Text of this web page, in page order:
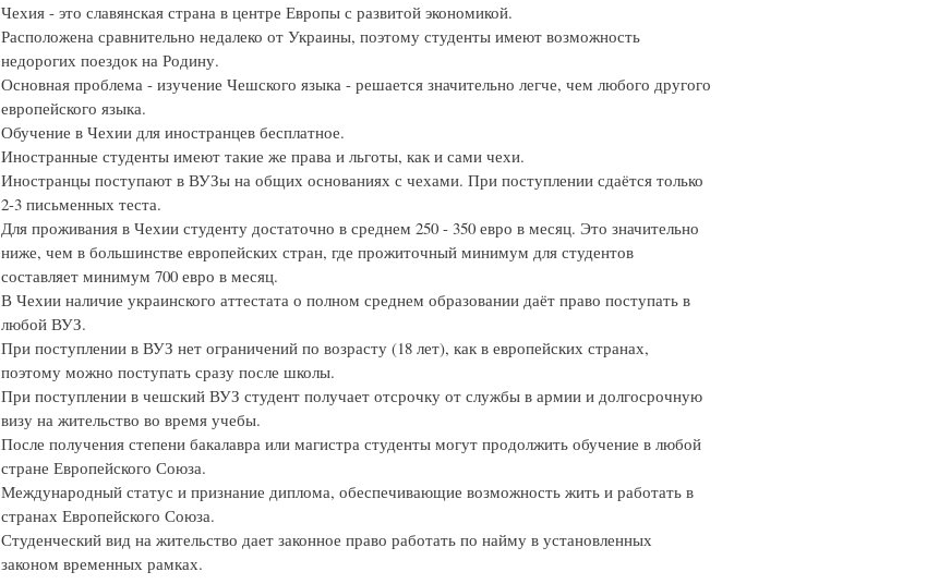
Чехия - это славянская страна в центре Европы с развитой экономикой.
Расположена сравнительно недалеко от Украины, поэтому студенты имеют возможность
недорогих поездок на Родину.
Основная проблема - изучение Чешского языка - решается значительно легче, чем любого другого
европейского языка.
Обучение в Чехии для иностранцев бесплатное.
Иностранные студенты имеют такие же права и льготы, как и сами чехи.
Иностранцы поступают в ВУЗы на общих основаниях с чехами. При поступлении сдаётся только
2-3 письменных теста.
Для проживания в Чехии студенту достаточно в среднем 250 - 350 евро в месяц. Это значительно
ниже, чем в большинстве европейских стран, где прожиточный минимум для студентов
составляет минимум 700 евро в месяц.
В Чехии наличие украинского аттестата о полном среднем образовании даёт право поступать в
любой ВУЗ.
При поступлении в ВУЗ нет ограничений по возрасту (18 лет), как в европейских странах,
поэтому можно поступать сразу после школы.
При поступлении в чешский ВУЗ студент получает отсрочку от службы в армии и долгосрочную
визу на жительство во время учебы.
После получения степени бакалавра или магистра студенты могут продолжить обучение в любой
стране Европейского Союза.
Международный статус и признание диплома, обеспечивающие возможность жить и работать в
странах Европейского Союза.
Студенческий вид на жительство дает законное право работать по найму в установленных
законом временных рамках.